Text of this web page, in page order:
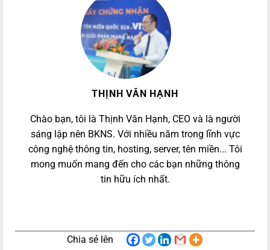
THỊNH VĂN HẠNH
Chào bạn, tôi là Thịnh Văn Hạnh, CEO và là người
sáng lập nên BKNS. Với nhiều năm trong lĩnh vực
công nghệ thông tin, hosting, server, tên miền... Tôi
mong muốn mang đến cho các bạn những thông
tin hữu ích nhất.
Chia sẻ lên